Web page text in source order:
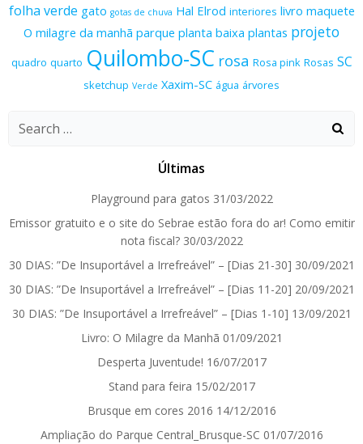
folha verde gato gotas de chuva Hal Elrod interiores livro maquete
O milagre da manhã parque planta baixa plantas projeto
quadro quarto Quilombo-SC rosa Rosa pink Rosas SC
sketchup Verde Xaxim-SC água árvores
Search
Últimas
Playground para gatos 31/03/2022
Emissor gratuito e o site do Sebrae estão fora do ar! Como emitir
nota fiscal? 30/03/2022
30 DIAS: ”De Insuportável a Irrefreável” – [Dias 21-30] 30/09/2021
30 DIAS: ”De Insuportável a Irrefreável” – [Dias 11-20] 20/09/2021
30 DIAS: ”De Insuportável a Irrefreável” – [Dias 1-10] 13/09/2021
Livro: O Milagre da Manhã 01/09/2021
Desperta Juventude! 16/07/2017
Stand para feira 15/02/2017
Brusque em cores 2016 14/12/2016
Ampliação do Parque Central_Brusque-SC 01/07/2016